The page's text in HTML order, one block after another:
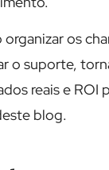
os
o suporte,
reais e ROI
blog.